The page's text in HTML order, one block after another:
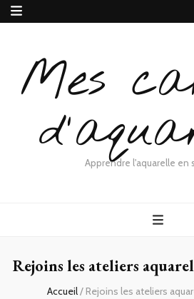
Mes
Apprendre l'aquarelle en
Rejoins les ateliers
Accueil/ Rejoins les ateliers